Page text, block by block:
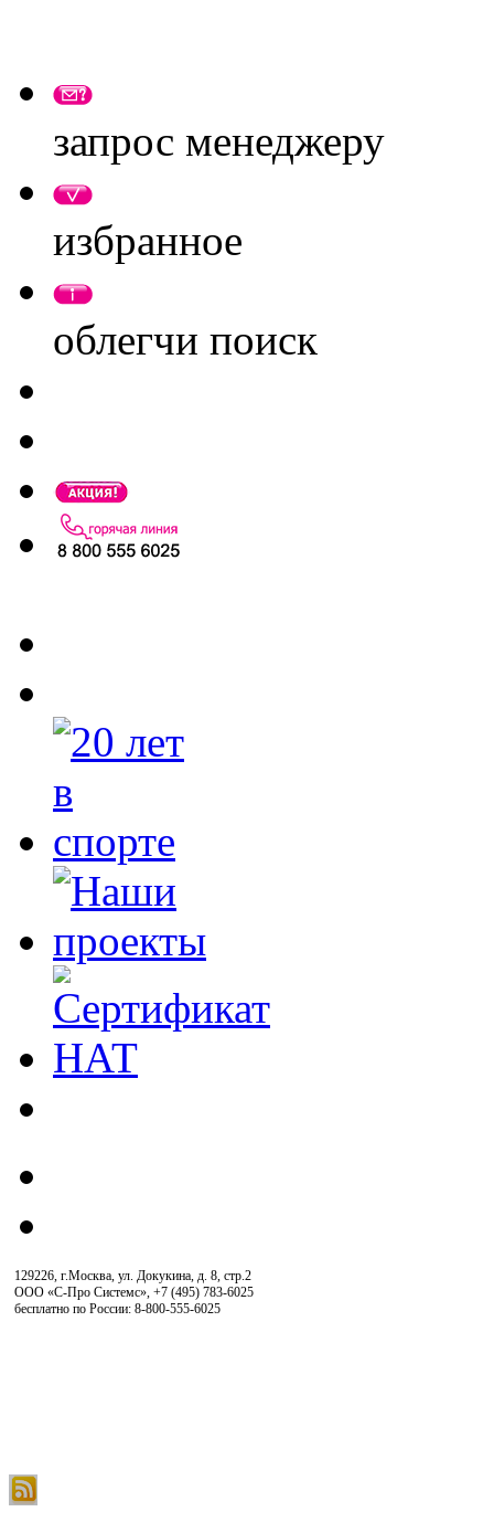
запрос менеджеру
избранное
облегчи поиск
129226, г.Москва, ул. Докукина, д. 8, стр.2
ООО «С-Про Системс», +7 (495) 783-6025
бесплатно по России: 8-800-555-6025